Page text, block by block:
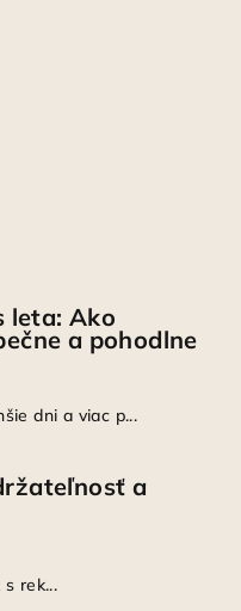
leta: Ako
a pohodlne
dni a viac p...
a
rek...